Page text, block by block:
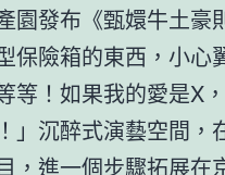
園發布《甄嬛牛土豪
保險箱的東西，小心
等！如果我的愛是X
」沉醉式演藝空間，
，進一個步驟拓展在